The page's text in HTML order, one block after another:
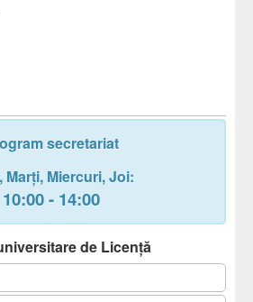
secretariat
Marți, Miercuri, Joi:
10:00 - 14:00
de Licență